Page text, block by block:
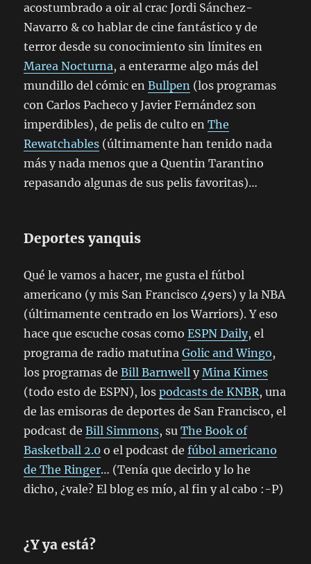
acostumbrado a oir al crac Jordi Sánchez-
Navarro & co hablar de cine fantástico y de
terror desde su conocimiento sin límites en
Marea Nocturna, a enterarme algo más del
mundillo del cómic enBullpen (los programas
con Carlos Pacheco y Javier Fernández son
imperdibles), de pelis de culto enThe
Rewatchables (últimamente han tenido nada
más y nada menos que a Quentin Tarantino
repasando algunas de sus pelis favoritas)…
Deportes yanquis
Qué le vamos a hacer, me gusta el fútbol
americano (y mis San Francisco 49ers) y la NBA
(últimamente centrado en los Warriors). Y eso
hace que escuche cosas comoESPN Daily, el
programa de radio matutinaGolic and Wingo,
los programas deBill Barnwell yMina Kimes
(todo esto de ESPN), lospodcasts de KNBR, una
de las emisoras de deportes de San Francisco, el
podcast deBill Simmons, suThe Book of
Basketball 2.0 o el podcast defúbol americano
de The Ringer… (Tenía que decirlo y lo he
dicho, ¿vale? El blog es mío, al fin y al cabo :-P)
¿Y ya está?